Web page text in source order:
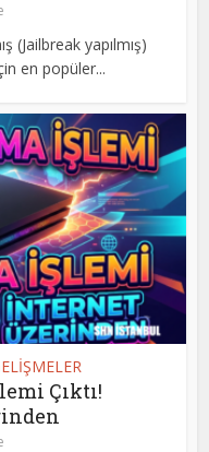
(Jailbreak yapılmış)
en popüler...
Çıktı!